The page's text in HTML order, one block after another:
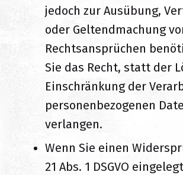
jedoch zur Ausübung,
oder Geltendmachung
Rechtsansprüchen
Sie das Recht, statt der
Einschränkung der
personenbezogenen
verlangen.
Wenn Sie einen
21 Abs. 1 DSGVO